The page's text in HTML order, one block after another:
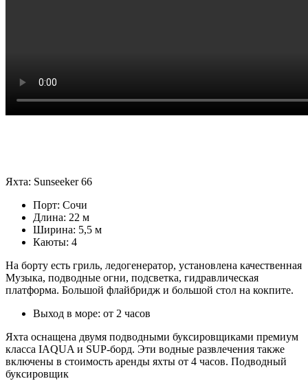
Яхта: Sunseeker 66
Порт: Сочи
Длина: 22 м
Ширина: 5,5 м
Каюты: 4
На борту есть гриль, ледогенератор, установлена качественная
Музыка, подводные огни, подсветка, гидравлическая
платформа. Большой флайбридж и большой стол на кокпите.
Выход в море: от 2 часов
Яхта оснащена двумя подводными буксировщиками премиум
класса IAQUA и SUP-борд. Эти водные развлечения также
включены в стоимость аренды яхты от 4 часов. Подводный
буксировщик